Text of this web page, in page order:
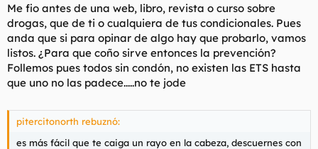
Me fio antes de una web, libro, revista o curso sobre
drogas, que de ti o cualquiera de tus condicionales. Pues
anda que si para opinar de algo hay que probarlo, vamos
listos. ¿Para que coño sirve entonces la prevención?
Follemos pues todos sin condón, no existen las ETS hasta
que uno no las padece.....no te jode
pitercitonorth rebuznó:
es más fácil que te caiga un rayo en la cabeza, descuernes con